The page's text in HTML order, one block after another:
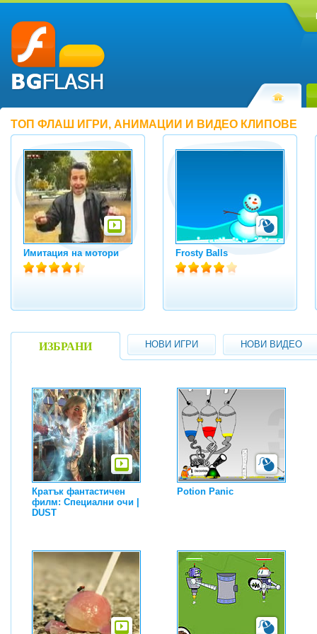
ТОП ФЛАШ ИГРИ, АНИМАЦИИ И ВИДЕО КЛИПОВЕ
Имитация на мотори Frosty Balls
ИЗБРАНИ НОВИ ИГРИ НОВИ ВИДЕО
Кратък фантастичен
филм: Специални очи |
DUST
Potion Panic